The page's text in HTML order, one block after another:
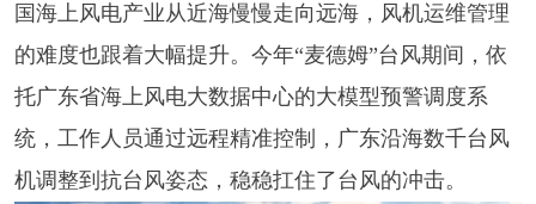
国海上风电产业从近海慢慢走向远海，风机运维管理
的难度也跟着大幅提升。今年“麦德姆”台风期间，依
托广东省海上风电大数据中心的大模型预警调度系
统，工作人员通过远程精准控制，广东沿海数千台风
机调整到抗台风姿态，稳稳扛住了台风的冲击。